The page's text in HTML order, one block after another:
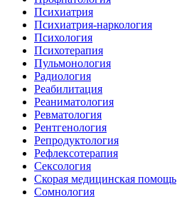
Психиатрия
Психиатрия-наркология
Психология
Психотерапия
Пульмонология
Радиология
Реабилитация
Реаниматология
Ревматология
Рентгенология
Репродуктология
Рефлексотерапия
Сексология
Скорая медицинская помощь
Сомнология